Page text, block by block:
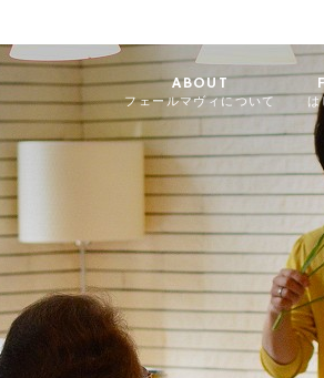
ABOUT
フェールマヴィについて